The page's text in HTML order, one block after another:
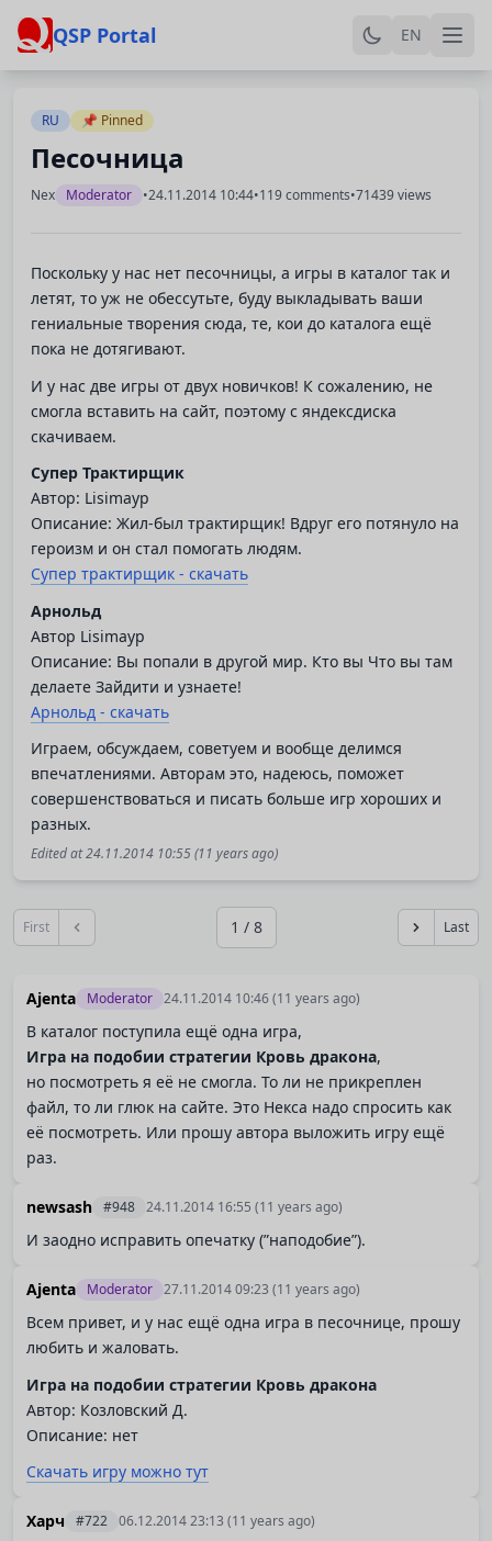
QSP Portal EN
RU 📌 Pinned
Песочница
Nex Moderator •24.11.2014 10:44•119 comments•71439 views
Поскольку у нас нет песочницы, а игры в каталог так и
летят, то уж не обессутьте, буду выкладывать ваши
гениальные творения сюда, те, кои до каталога ещё
пока не дотягивают.
И у нас две игры от двух новичков! К сожалению, не
смогла вставить на сайт, поэтому с яндексдиска
скачиваем.
Супер Трактирщик
Автор: Lisimayp
Описание: Жил-был трактирщик! Вдруг его потянуло на
героизм и он стал помогать людям.
Супер трактирщик - скачать
Арнольд
Автор Lisimayp
Описание: Вы попали в другой мир. Кто вы Что вы там
делаете Зайдити и узнаете!
Арнольд - скачать
Играем, обсуждаем, советуем и вообще делимся
впечатлениями. Авторам это, надеюсь, поможет
совершенствоваться и писать больше игр хороших и
разных.
Edited at24.11.2014 10:55(11 years ago)
First 1 / 8 Last
Ajenta Moderator 24.11.2014 10:46(11 years ago)
В каталог поступила ещё одна игра,
Игра на подобии стратегии Кровь дракона,
но посмотреть я её не смогла. То ли не прикреплен
файл, то ли глюк на сайте. Это Некса надо спросить как
её посмотреть. Или прошу автора выложить игру ещё
раз.
newsash #948 24.11.2014 16:55 (11 years ago)
И заодно исправить опечатку (”наподобие”).
Ajenta Moderator 27.11.2014 09:23 (11 years ago)
Всем привет, и у нас ещё одна игра в песочнице, прошу
любить и жаловать.
Игра на подобии стратегии Кровь дракона
Автор: Козловский Д.
Описание: нет
Скачать игру можно тут
Харч #722 06.12.2014 23:13 (11 years ago)